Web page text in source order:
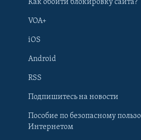
Learning English
Как обойти блокировку сайта?
VOA+
iOS
Android
RSS
Подпишитесь на новости
Пособие по безопасному
Интернетом